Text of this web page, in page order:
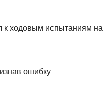
к ходовым испытаниям на
ошибку